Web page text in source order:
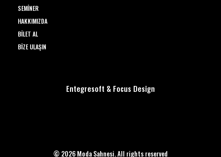
SEMINER
HAKKIMIZDA
BILET AL
BIZE ULAŞIN
Entegresoft & Focus Design
© 2026 Moda Sahnesi. All rights reserved